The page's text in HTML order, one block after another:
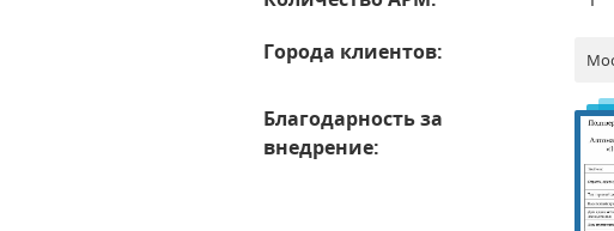
Города клиентов:
Благодарность за
внедрение: